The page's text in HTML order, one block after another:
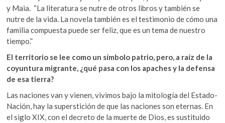
y Maia. “La literatura se nutre de otros libros y también se
nutre de la vida. La novela también es el testimonio de cómo una
familia compuesta puede ser feliz, que es un tema de nuestro
tiempo.”
El territorio se lee como un símbolo patrio, pero, a raíz de la
coyuntura migrante, ¿qué pasa con los apaches y la defensa
de esa tierra?
Las naciones van y vienen, vivimos bajo la mitología del Estado-
Nación, hay la superstición de que las naciones son eternas. En
el siglo XIX, con el decreto de la muerte de Dios, es sustituido